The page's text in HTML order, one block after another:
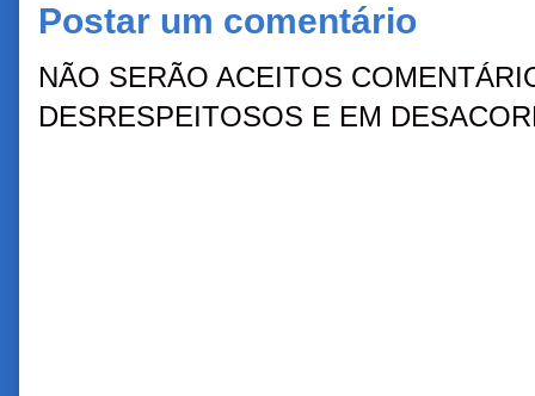
Postar um comentário
NÃO SERÃO ACEITOS
DESRESPEITOSOS E EM